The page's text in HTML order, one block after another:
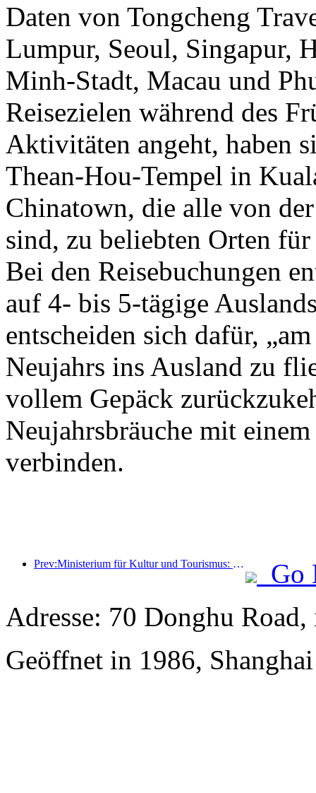
Daten von Tongcheng
Lumpur, Seoul, Singapur,
Minh-Stadt, Macau und
Reisezielen während des
Aktivitäten angeht, haben
Thean-Hou-Tempel in
Chinatown, die alle von
sind, zu beliebten Orten
Bei den Reisebuchungen
auf 4- bis 5-tägige
entscheiden sich dafür,
Neujahrs ins Ausland zu
vollem Gepäck
Neujahrsbräuche mit
verbinden.
Prev:Ministerium für Kultur und Tourismus: Start von 22 thematischen Aktivitäten in 7 großen Bereichen
Go
Adresse: 70 Donghu
Geöffnet in 1986,